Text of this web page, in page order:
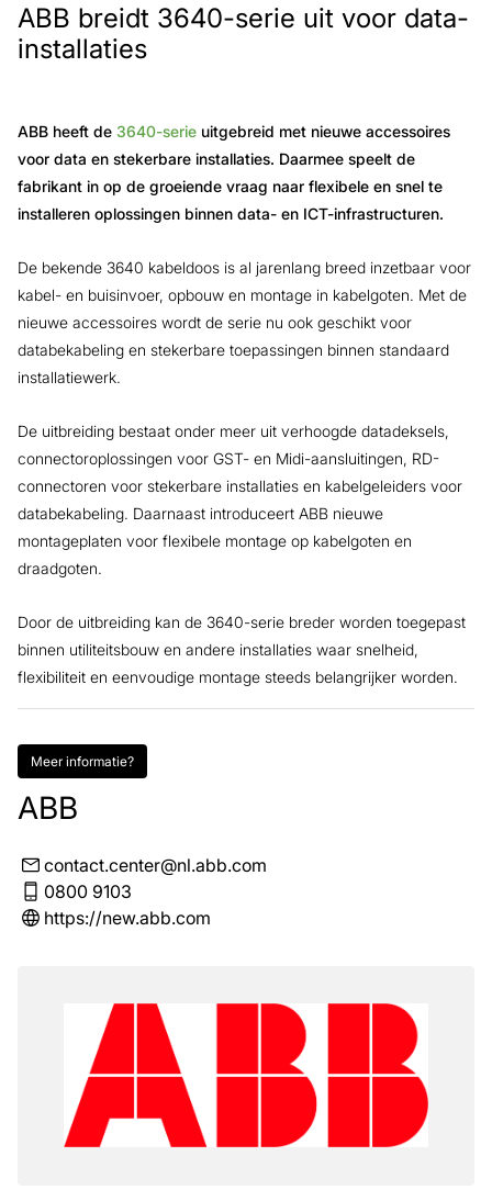
ABB breidt 3640-serie uit voor data-
installaties
ABB heeft de 3640-serie uitgebreid met nieuwe accessoires
voor data en stekerbare installaties. Daarmee speelt de
fabrikant in op de groeiende vraag naar flexibele en snel te
installeren oplossingen binnen data- en ICT-infrastructuren.
De bekende 3640 kabeldoos is al jarenlang breed inzetbaar voor
kabel- en buisinvoer, opbouw en montage in kabelgoten. Met de
nieuwe accessoires wordt de serie nu ook geschikt voor
databekabeling en stekerbare toepassingen binnen standaard
installatiewerk.
De uitbreiding bestaat onder meer uit verhoogde datadeksels,
connectoroplossingen voor GST- en Midi-aansluitingen, RD-
connectoren voor stekerbare installaties en kabelgeleiders voor
databekabeling. Daarnaast introduceert ABB nieuwe
montageplaten voor flexibele montage op kabelgoten en
draadgoten.
Door de uitbreiding kan de 3640-serie breder worden toegepast
binnen utiliteitsbouw en andere installaties waar snelheid,
flexibiliteit en eenvoudige montage steeds belangrijker worden.
Meer informatie?
ABB
contact.center@nl.abb.com
0800 9103
https://new.abb.com